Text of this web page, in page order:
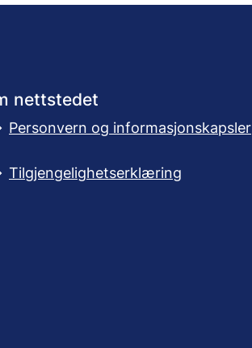
nettstedet
Personvern og informasjonskapsler
Tilgjengelighetserklæring